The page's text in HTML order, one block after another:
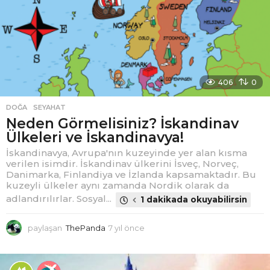
c
e
406 0
DOĞA ,SEYAHAT
Neden Görmelisiniz? İskandinav
Ülkeleri ve İskandinavya!
İskandinavya, Avrupa'nın kuzeyinde yer alan kısma
verilen isimdir. İskandinav ülkerini İsveç, Norveç,
Danimarka, Finlandiya ve İzlanda kapsamaktadır. Bu
kuzeyli ülkeler aynı zamanda Nordik olarak da
adlandırılırlar. Sosyal...
1 dakikada okuyabilirsin
paylaşan ThePanda 7 yıl önce